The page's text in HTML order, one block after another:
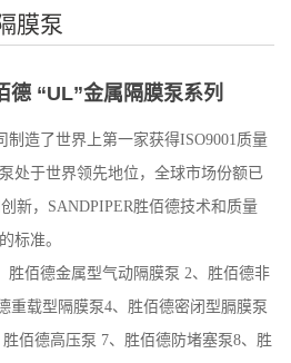
膜泵
德 “UL”金属隔膜泵系列
制造了世界上第一家获得ISO9001质量
处于世界领先地位，全球市场份额已
新，SANDPIPER胜佰德技术和质量
标准。
佰德金属型气动隔膜泵 2、胜佰德非
重载型隔膜泵4、胜佰德密闭型膈膜泵
佰德高压泵 7、胜佰德防堵塞泵8、胜